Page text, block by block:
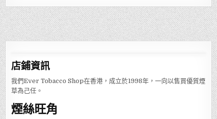
店鋪資訊
我們Ever Tobacco Shop在香港，成立於1998年，一向以售買優質煙
草為己任。
煙絲旺角